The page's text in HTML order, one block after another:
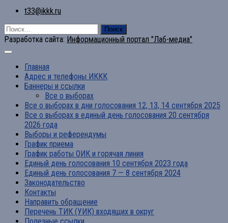
t33@ikkk.ru
Найти:
Разработка сайта: Информационный портал "Лаб-медиа"
Главная
Адрес и телефоны ИККК
Баннеры и ссылки
Все о выборах
Все о выборах в дни голосования 12, 13, 14 сентября 2025
Все о выборах в единый день голосования 20 сентября
2026 года
Выборы и референдумы
График приема
График работы ОИК и горячая линия
Единый день голосования 10 сентября 2023 года
Единый день голосования 7 — 8 сентября 2024
Законодательство
Контакты
Направить обращение
Перечень ТИК (УИК) входящих в округ